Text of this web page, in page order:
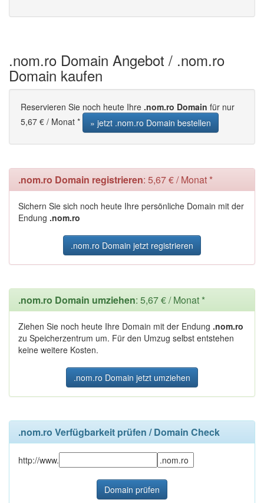
.nom.ro Domain Angebot / .nom.ro
Domain kaufen
Reservieren Sie noch heute Ihre .nom.ro Domain für nur
5,67 € / Monat *
» jetzt .nom.ro Domain bestellen
.nom.ro Domain registrieren: 5,67 € / Monat *
Sichern Sie sich noch heute Ihre persönliche Domain mit der
Endung .nom.ro
.nom.ro Domain jetzt registrieren
.nom.ro Domain umziehen: 5,67 € / Monat *
Ziehen Sie noch heute Ihre Domain mit der Endung .nom.ro
zu Speicherzentrum um. Für den Umzug selbst entstehen
keine weitere Kosten.
.nom.ro Domain jetzt umziehen
.nom.ro Verfügbarkeit prüfen / Domain Check
http://www.